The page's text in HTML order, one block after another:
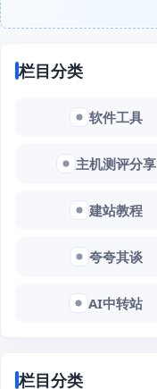
栏目分类
软件工具
主机测评分享
建站教程
夸夸其谈
AI中转站
栏目分类